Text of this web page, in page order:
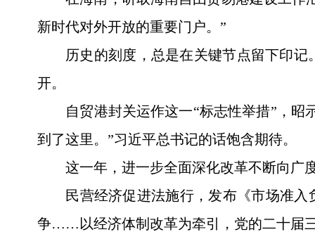
新时代对外开放的重要门户。”
历史的刻度，总是在关键节点留下印
开。
自贸港封关运作这一“标志性举措”，
到了这里。”习近平总书记的话饱含期待。
这一年，进一步全面深化改革不断向广
民营经济促进法施行，发布《市场准
争……以经济体制改革为牵引，党的二十届